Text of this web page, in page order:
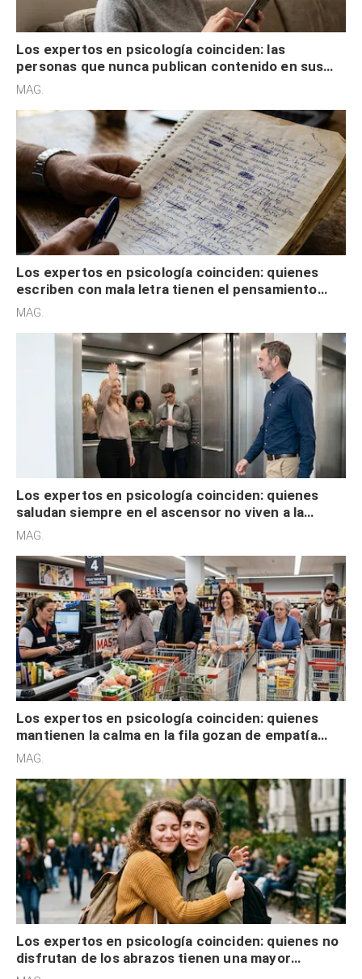
Los expertos en psicología coinciden: las
personas que nunca publican contenido en sus
redes sociales no pretenden buscar validación
MAG.
Los expertos en psicología coinciden: quienes
escriben con mala letra tienen el pensamiento
acelerado y no lo hacen por desinterés
MAG.
Los expertos en psicología coinciden: quienes
saludan siempre en el ascensor no viven a la
defensiva y tienen apertura social
MAG.
Los expertos en psicología coinciden: quienes
mantienen la calma en la fila gozan de empatía
cognitiva, gratitud y no solo tienen autocontrol
MAG.
Los expertos en psicología coinciden: quienes no
disfrutan de los abrazos tienen una mayor
sensibilidad a los estímulos físicos y no es por